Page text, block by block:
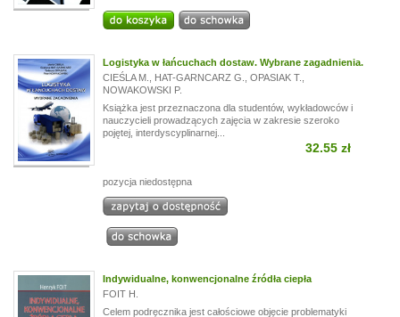
Logistyka w łańcuchach dostaw. Wybrane zagadnienia.
CIEŚLA M.
HAT-GARNCARZ G. OPASIAK T.
NOWAKOWSKI P.
Książka jest przeznaczona dla studentów, wykładowców i
nauczycieli prowadzących zajęcia w zakresie szeroko
pojętej, interdyscyplinarnej...
32.55 zł
pozycja niedostępna
Indywidualne, konwencjonalne źródła ciepła
FOIT H.
Celem podręcznika jest całościowe objęcie problematyki